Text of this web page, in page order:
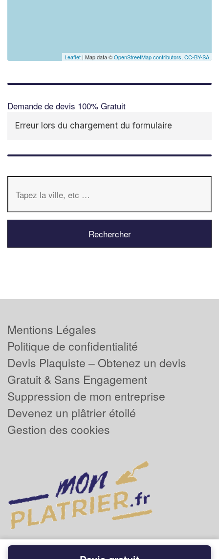
Leaflet | Map data ©OpenStreetMap contributors, CC-BY-SA
Demande de devis 100% Gratuit
Erreur lors du chargement du formulaire
Mentions Légales
Politique de confidentialité
Devis Plaquiste – Obtenez un devis
Gratuit & Sans Engagement
Suppression de mon entreprise
Devenez un plâtrier étoilé
Gestion des cookies